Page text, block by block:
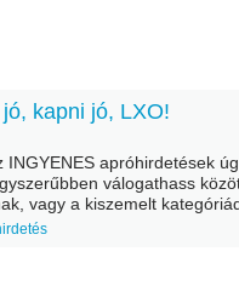
kapni jó, LXO!
apróhirdetések
válogathass
vagy a kiszemelt
vedd fel a kapcsolatot az